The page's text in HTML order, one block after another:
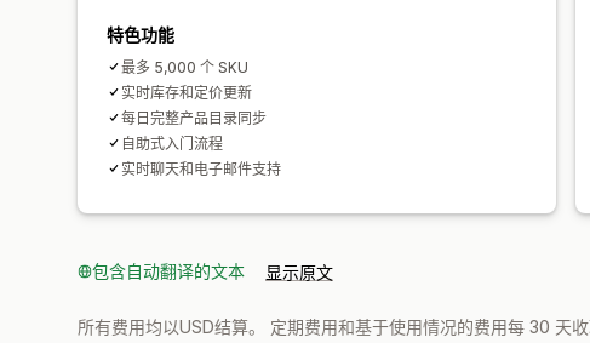
特色功能
最多 5,000 个 SKU
实时库存和定价更新
每日完整产品目录同步
自助式入门流程
实时聊天和电子邮件支持
包含自动翻译的文本 显示原文
所有费用均以USD结算。 定期费用和基于使用情况的费用每 30 天收